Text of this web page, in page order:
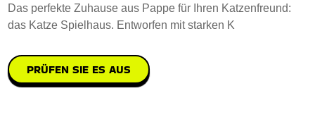
Das perfekte Zuhause aus Pappe für Ihren Katzenfreund:
das Katze Spielhaus. Entworfen mit starken K
PRÜFEN SIE ES AUS